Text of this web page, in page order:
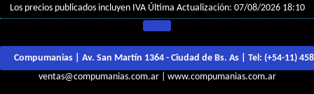
Los precios publicados incluyen IVA Última Actualización: 07/08/2026 18:10
Compumanias | Av. San Martín 1364 - Ciudad de Bs. As | Tel: (+54-11)
ventas@compumanias.com.ar| www.compumanias.com.ar